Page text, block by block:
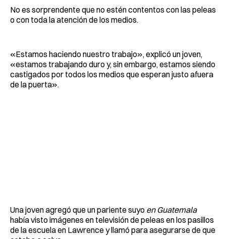
No es sorprendente que no estén contentos con las peleas
o con toda la atención de los medios.
«Estamos haciendo nuestro trabajo», explicó un joven,
«estamos trabajando duro y, sin embargo, estamos siendo
castigados por todos los medios que esperan justo afuera
de la puerta».
Una joven agregó que un pariente suyo en Guatemala
había visto imágenes en televisión de peleas en los pasillos
de la escuela en Lawrence y llamó para asegurarse de que